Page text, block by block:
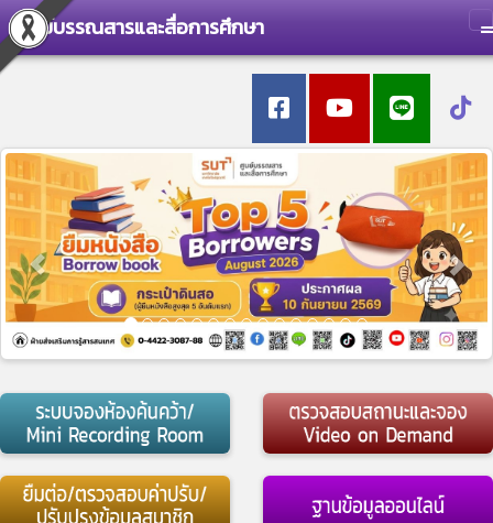
ศูนย์บรรณสารและสื่อการศึกษา
Previous